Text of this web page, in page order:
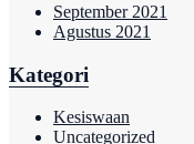
September 2021
Agustus 2021
Kategori
Kesiswaan
Uncategorized